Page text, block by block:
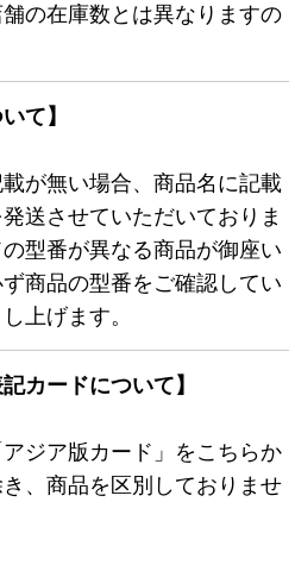
の在庫数とは異なりますの
て】
が無い場合、商品名に記載
送させていただいておりま
型番が異なる商品が御座い
商品の型番をご確認してい
上げます。
カードについて】
ジア版カード」をこちらか
、商品を区別しておりませ